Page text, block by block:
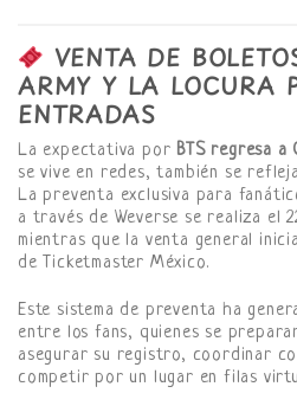
VENTA DE
ARMY Y LA LOCURA
ENTRADAS
La expectativa por BTS regresa a
se vive en redes, también se
La preventa exclusiva para
a través de Weverse se realiza el
mientras que la venta general
de Ticketmaster México.
Este sistema de preventa ha
entre los fans, quienes se
asegurar su registro, coordinar
competir por un lugar en filas